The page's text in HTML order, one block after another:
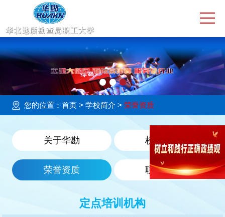
校园动态
大学教育
技工教育
培训评价
教育基地
您的位置：首页 > 学校简介 >荣誉资质
关于华勘 校园环境
荣誉资质 联系我们
定点培训机构